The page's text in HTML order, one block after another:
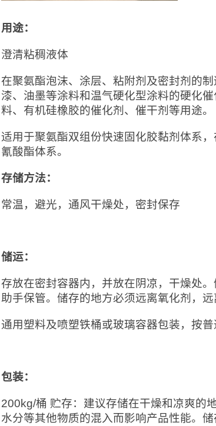
用途：
澄清粘稠液体
在聚氨酯泡沫、涂层、粘附剂及密封剂的
漆、油墨等涂料和温气硬化型涂料的硬化
料、有机硅橡胶的催化剂、催干剂等用途。
适用于聚氨酯双组份快速固化胶黏剂体系
氰酸酯体系。
存储方法：
常温，避光，通风干燥处，密封保存
储运：
存放在密封容器内，并放在阴凉，干燥处
助手保管。储存的地方必须远离氧化剂，远
通用塑料及喷塑铁桶或玻璃容器包装，按普
包装：
200kg/桶 贮存：建议存储在干燥和凉爽的
水分等其他物质的混入而影响产品性能。